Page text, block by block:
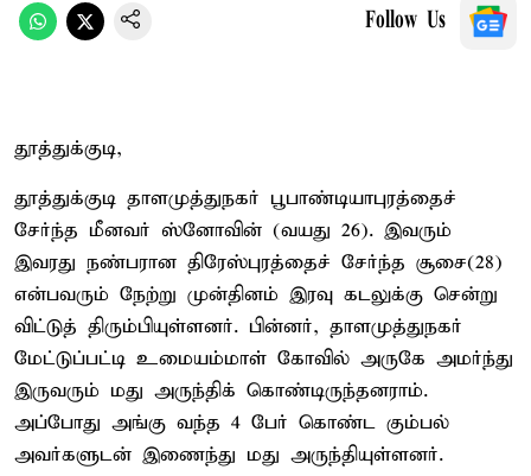
Follow Us
தூத்துக்குடி,
தூத்துக்குடி தாளமுத்துநகர் பூபாண்டியாபுரத்தைச்
சேர்ந்த மீனவர் ஸ்னோவின் (வயது 26). இவரும்
இவரது நண்பரான திரேஸ்புரத்தைச் சேர்ந்த சூசை(28)
என்பவரும் நேற்று முன்தினம் இரவு கடலுக்கு சென்று
விட்டுத் திரும்பியுள்ளனர். பின்னர், தாளமுத்துநகர்
மேட்டுப்பட்டி உமையம்மாள் கோவில் அருகே அமர்ந்து
இருவரும் மது அருந்திக் கொண்டிருந்தனராம்.
அப்போது அங்கு வந்த 4 பேர் கொண்ட கும்பல்
அவர்களுடன் இணைந்து மது அருந்தியுள்ளனர்.